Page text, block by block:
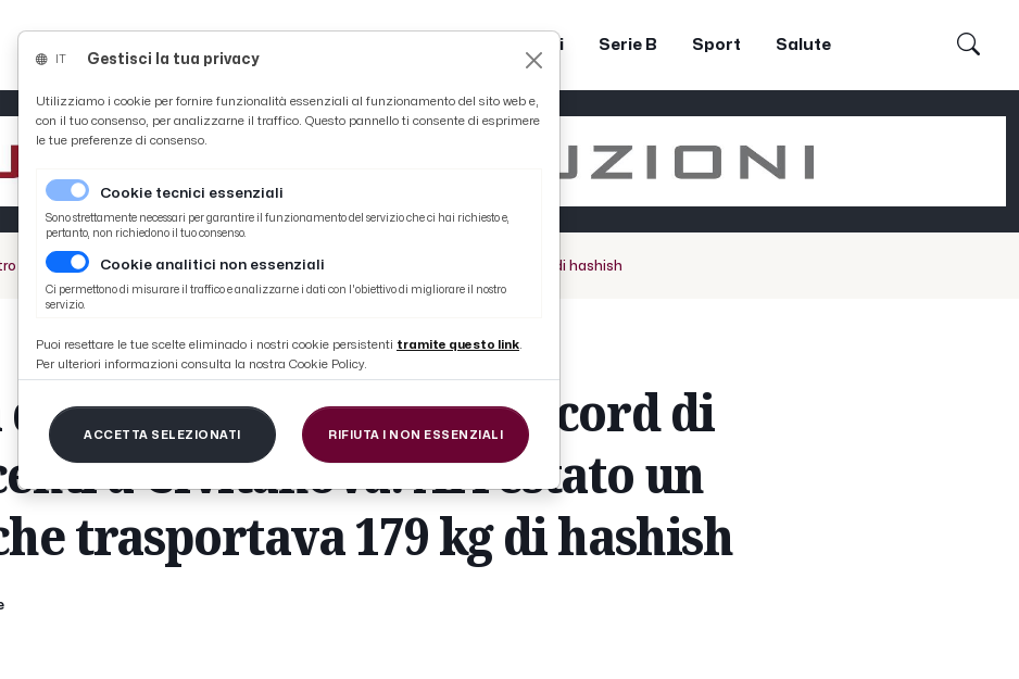
Coppa Teodori Serie B Sport Salute
record di stupefacenti a Civitanova. Arrestato un 63enne che trasportava 179 kg di hashish
Finanza, sequestro record di
a Civitanova. Arrestato un
trasportava 179 kg di hashish
Gestisci la tua privacy
Utilizziamo i cookie per fornire funzionalità essenziali al funzionamento del sito web e,
con il tuo consenso, per analizzarne il traffico. Questo pannello ti consente di esprimere
le tue preferenze di consenso.
Cookie tecnici essenziali
Sono strettamente necessari per garantire il funzionamento del servizio che ci hai richiesto e,
pertanto, non richiedono il tuo consenso.
Cookie analitici non essenziali
Ci permettono di misurare il traffico e analizzarne i dati con l'obiettivo di migliorare il nostro
servizio.
Puoi resettare le tue scelte eliminado i nostri cookie persistenti tramite questo link.
Per ulteriori informazioni consulta la nostra Cookie Policy.
ACCETTA SELEZIONATI RIFIUTA I NON ESSENZIALI